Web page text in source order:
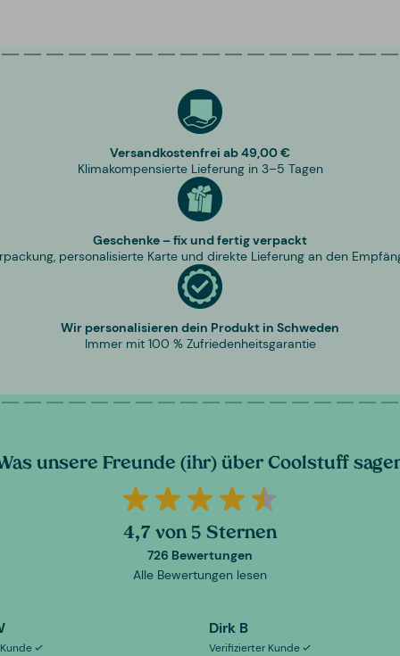
Versandkostenfrei ab 49,00 €
Klimakompensierte Lieferung in 3–5 Tagen
Geschenke – fix und fertig verpackt
personalisierte Karte und direkte Lieferung an den
Wir personalisieren dein Produkt in Schweden
Immer mit 100 % Zufriedenheitsgarantie
unsere Freunde (ihr) über Coolstuff
4,7 von 5 Sternen
726 Bewertungen
Alle Bewertungen lesen
Dirk B
Verifizierter Kunde